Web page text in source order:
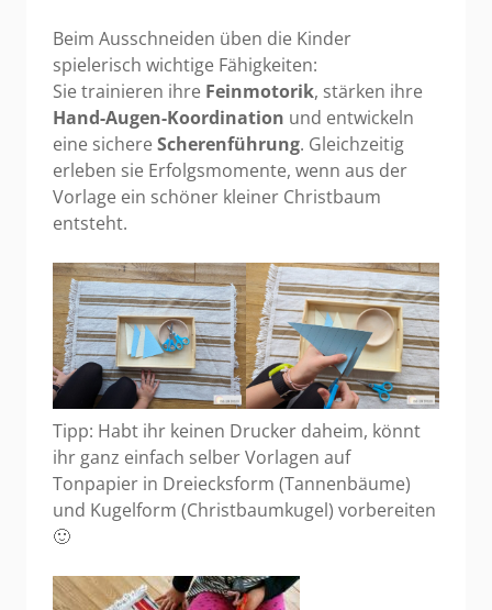
Beim Ausschneiden üben die Kinder
spielerisch wichtige Fähigkeiten:
Sie trainieren ihre Feinmotorik, stärken ihre
Hand-Augen-Koordination und entwickeln
eine sichere Scherenführung. Gleichzeitig
erleben sie Erfolgsmomente, wenn aus der
Vorlage ein schöner kleiner Christbaum
entsteht.
Tipp: Habt ihr keinen Drucker daheim, könnt
ihr ganz einfach selber Vorlagen auf
Tonpapier in Dreiecksform (Tannenbäume)
und Kugelform (Christbaumkugel) vorbereiten
🙂